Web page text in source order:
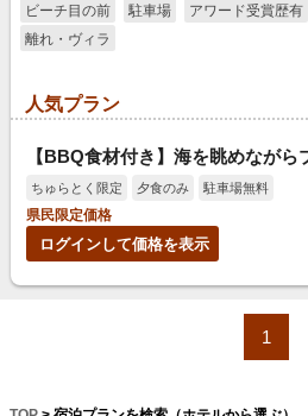
ビーチ目の前 駐車場 アワード受賞歴有
離れ・ヴィラ
人気プラン
【BBQ食材付き】海を眺めなが
ちゅらとく限定 夕食のみ
駐車場無料
県民限定価格
ログインして価格を表示
1